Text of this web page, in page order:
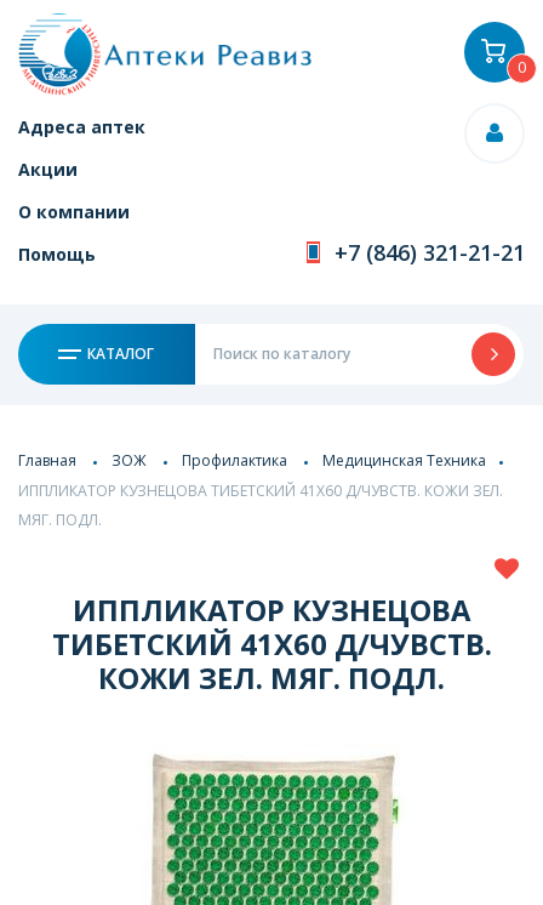
Адреса аптек
Акции
О компании
Помощь
+7 (846) 321-21-21
КАТАЛОГ
0
Главная ЗОЖ Профилактика
Медицинская Техника
ИППЛИКАТОР КУЗНЕЦОВА ТИБЕТСКИЙ 41Х60 Д/ЧУВСТВ. КОЖИ ЗЕЛ.
МЯГ. ПОДЛ.
ИППЛИКАТОР КУЗНЕЦОВА
ТИБЕТСКИЙ 41Х60 Д/ЧУВСТВ.
КОЖИ ЗЕЛ. МЯГ. ПОДЛ.